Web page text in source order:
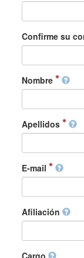
Confirme su
Nombre
Apellidos
E-mail
Afiliación
Cargo